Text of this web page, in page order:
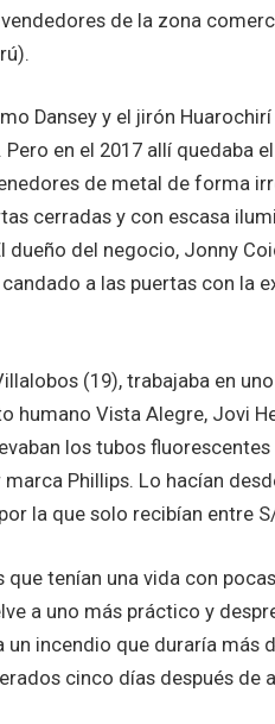
de la zona
Dansey y el jirón
en el 2017 allí quedaba
de metal de forma
cerradas y con escasa
dueño del negocio, Jonny
candado a las puertas con la
(19), trabajaba en
humano Vista Alegre, Jovi
los tubos
Phillips. Lo hacían
la que solo recibían entre
tenían una vida con
a uno más práctico y
incendio que duraría más
cinco días después de